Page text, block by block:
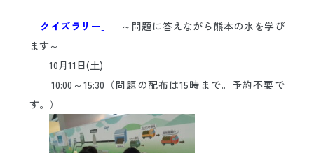
日本語 ENGLISH 中文 한국어
「クイズラリー」
～問題に答えながら熊本の水を学び
ます～
10月11日(土)
10:00～15:30（問題の配布は15時まで。予約不要で
す。）